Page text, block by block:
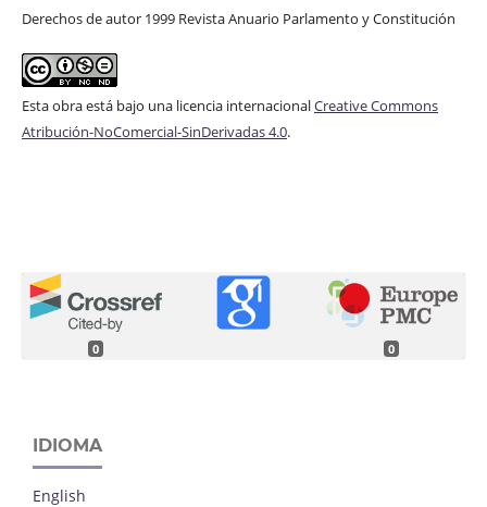
Derechos de autor 1999 Revista Anuario Parlamento y Constitución
Esta obra está bajo una licencia internacionalCreative Commons
Atribución-NoComercial-SinDerivadas 4.0.
0 0
IDIOMA
English